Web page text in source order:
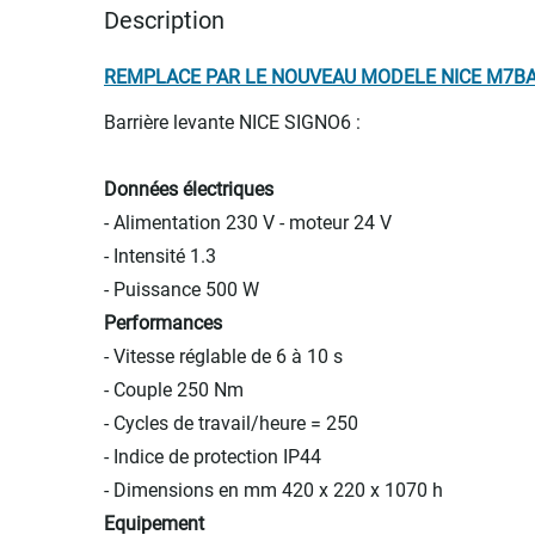
Description
REMPLACE PAR LE NOUVEAU MODELE NICE
Barrière levante NICE SIGNO6 :
Données électriques
- Alimentation 230 V - moteur 24 V
- Intensité 1.3
- Puissance 500 W
Performances
- Vitesse réglable de 6 à 10 s
- Couple 250 Nm
- Cycles de travail/heure = 250
- Indice de protection IP44
- Dimensions en mm 420 x 220 x 1070 h
Equipement